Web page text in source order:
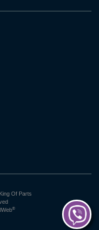
Of Parts
®